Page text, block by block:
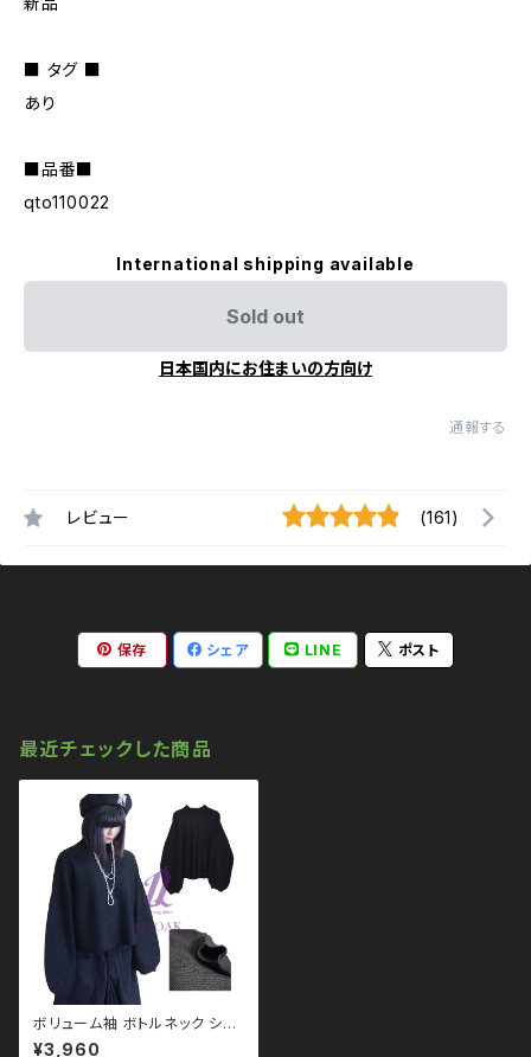
■ タグ ■
あり
■品番■
qto110022
International shipping available
Sold out
日本国内にお住まいの方向け
通報する
レビュー (161)
保存 シェア LINE ポスト
最近チェックした商品
ボリューム袖 ボトルネック シン
プル ニット バルーン モノトー
¥3,960